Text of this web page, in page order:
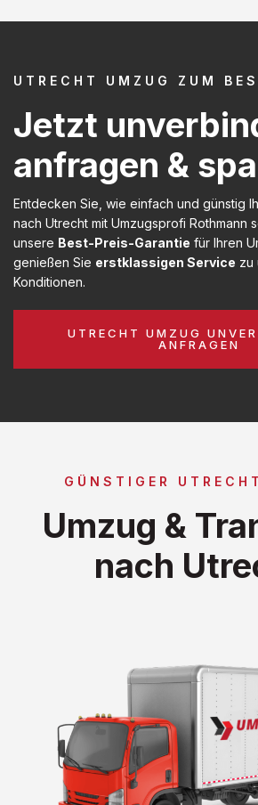
UTRECHT UMZUG ZUM
Jetzt
anfragen &
Entdecken Sie, wie einfach und günstig
nach Utrecht mit Umzugsprofi Rothmann
unsere Best-Preis-Garantie für Ihren
genießen Sie erstklassigen Service zu
Konditionen.
UTRECHT UMZUG
ANFRAGEN
GÜNSTIGER
Umzug &
nach